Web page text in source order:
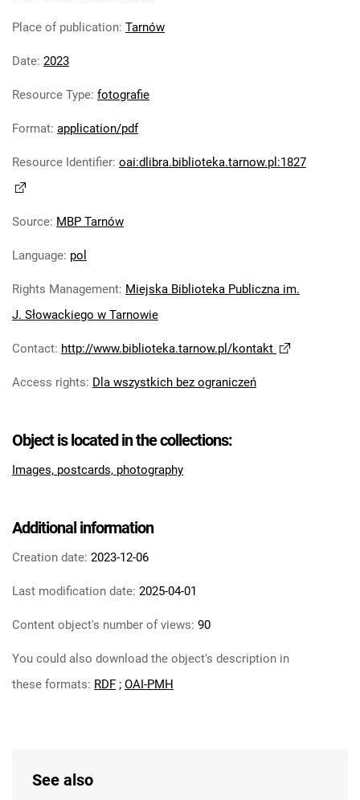
Place of publication: Tarnów
Date: 2023
Resource Type: fotografie
Format: application/pdf
Resource Identifier: oai:dlibra.biblioteka.tarnow.pl:1827
Source: MBP Tarnów
Language: pol
Rights Management: Miejska Biblioteka Publiczna im.
J. Słowackiego w Tarnowie
Contact: http://www.biblioteka.tarnow.pl/kontakt
Access rights: Dla wszystkich bez ograniczeń
Object is located in the collections:
Images, postcards, photography
Additional information
Creation date: 2023-12-06
Last modification date: 2025-04-01
Content object's number of views: 90
You could also download the object's description in
these formats: RDF ; OAI-PMH
See also